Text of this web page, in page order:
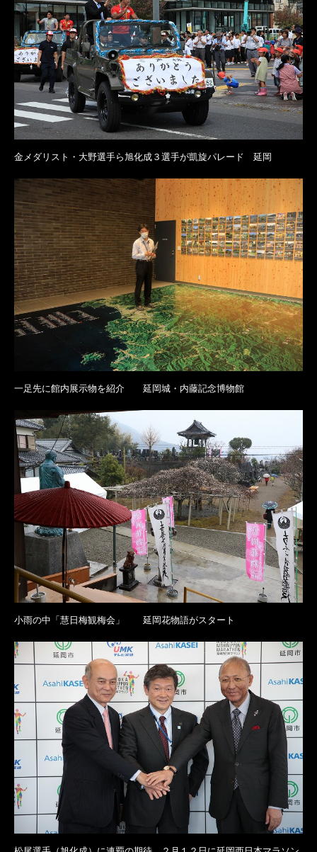
金メダリスト・大野選手ら旭化成３選手が凱旋パレード 延岡
一足先に館内展示物を紹介 延岡城・内藤記念博物館
小雨の中「慧日梅観梅会」 延岡花物語がスタート